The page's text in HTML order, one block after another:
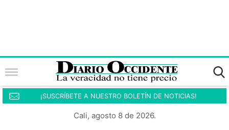
¡SUSCRÍBETE A NUESTRO BOLETÍN DE NOTICIAS!
Cali, agosto 8 de 2026.